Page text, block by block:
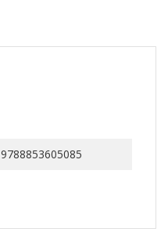
9788853605085